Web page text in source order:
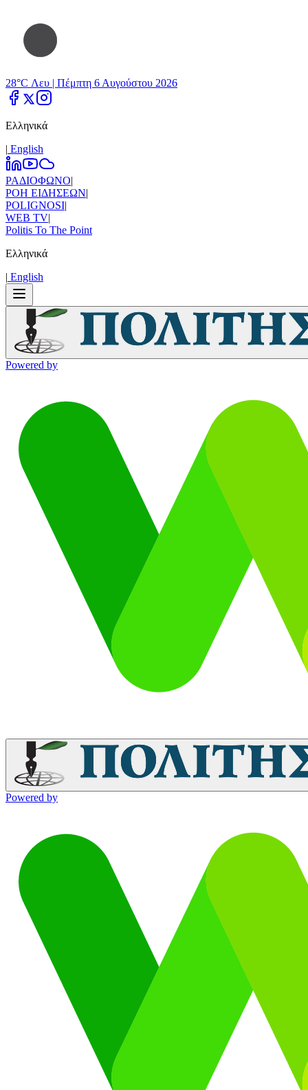
28°C Λευ | Πέμπτη 6 Αυγούστου 2026
Ελληνικά
| Εnglish
ΡΑΔΙΟΦΩΝΟ|
ΡΟΗ ΕΙΔΗΣΕΩΝ|
POLIGNOSI|
WEB TV|
Politis To The Point
Ελληνικά
| Εnglish
Powered by
Powered by